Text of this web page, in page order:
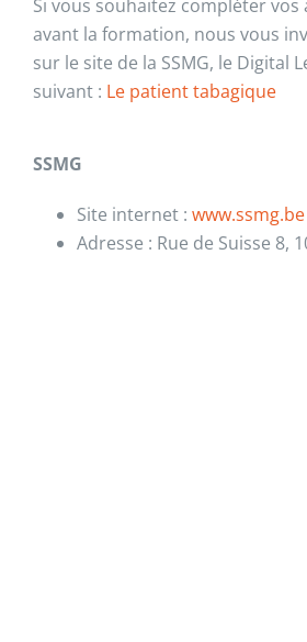
Si vous souhaitez compléter
avant la formation, nous vous
sur le site de la SSMG, le Digital
suivant : Le patient tabagique
SSMG
Site internet : www.ssmg.be
Adresse : Rue de Suisse 8,